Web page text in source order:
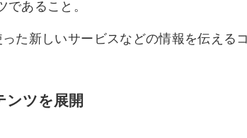
あること。
た新しいサービスなどの情報を伝える
ンツを展開